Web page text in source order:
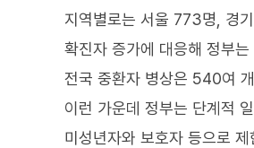
지역별로는 서울 773명, 경
확진자 증가에 대응해 정부
전국 중환자 병상은 540여
이런 가운데 정부는 단계적
미성년자와 보호자 등으로